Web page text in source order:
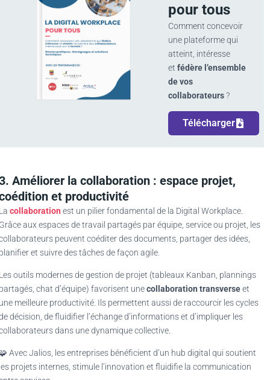
pour tous
Comment concevoir
une plateforme qui
atteint, intéresse
etfédère l’ensemble
de vos
collaborateurs?
Télécharger
Améliorer la collaboration : espace projet,
et productivité
collaboration est un pilier fondamental de la Digital Workplace.
aux espaces de travail partagés par équipe, service ou projet, les
peuvent coéditer des documents, partager des idées,
et suivre des tâches de façon agile.
outils modernes de gestion de projet (tableaux Kanban, plannings
chat d’équipe) favorisent unecollaboration transverseet
meilleure productivité. Ils permettent aussi de raccourcir les cycles
décision, de fluidifier l’échange d’informations et d’impliquer les
dans une dynamique collective.
Avec Jalios, les entreprises bénéficient d’un hub digital qui soutient
projets internes, stimule l’innovation et fluidifie la communication